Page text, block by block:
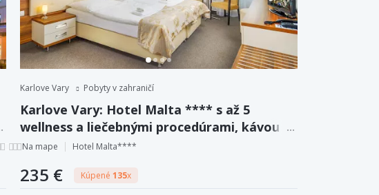
Karlove Vary Pobyty v zahraničí
Karlove Vary: Hotel Malta **** s až 5
wellness a liečebnými procedúrami, kávou a
zákuskom aj polpenziou.
Na mape Hotel Malta****
235 € Kúpené 135x